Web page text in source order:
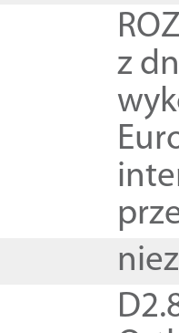
z